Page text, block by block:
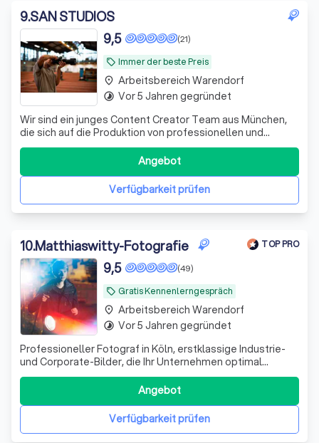
9.SAN STUDIOS
local_offer Immer der beste Preis
(21)
9,5
Wir sind ein junges Content Creator Team aus München,
die sich auf die Produktion von professionellen und
authentischer Werbeinhalte spezialisiert haben.
Verfügbarkeit prüfen
Angebot
place Arbeitsbereich Warendorf
timelapse Vor 5 Jahren gegründet
10.Matthiaswitty-Fotografie TOP PRO
local_offer Gratis Kennenlerngespräch
(49)
9,5
Professioneller Fotograf in Köln, erstklassige Industrie-
und Corporate-Bilder, die Ihr Unternehmen optimal
präsentieren. Lassen Sie uns gemeinsam beeindruckende
visuelle Darstellungen gestalten!
Verfügbarkeit prüfen
Angebot
place Arbeitsbereich Warendorf
timelapse Vor 5 Jahren gegründet